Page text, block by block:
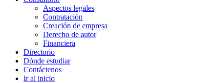
Aspectos legales
Contratación
Creación de empresa
Derecho de autor
Financiera
Directorio
Dónde estudiar
Contáctenos
Ir al inicio